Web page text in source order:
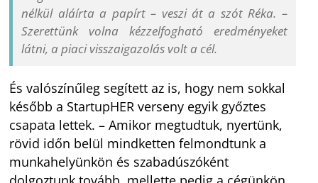
nélkül aláírta a papírt – veszi át a szót Réka. –
Szerettünk volna kézzelfogható eredményeket
látni, a piaci visszaigazolás volt a cél.
És valószínűleg segített az is, hogy nem sokkal
később a StartupHER verseny egyik győztes
csapata lettek. – Amikor megtudtuk, nyertünk,
rövid időn belül mindketten felmondtunk a
munkahelyünkön és szabadúszóként